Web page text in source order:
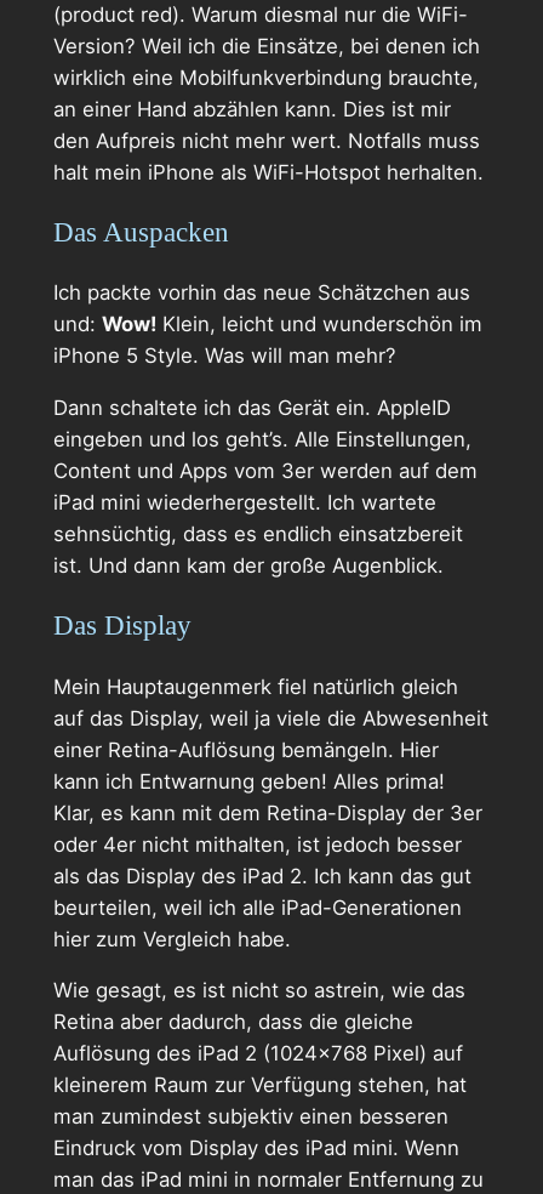
(product red). Warum diesmal nur die WiFi-
Version? Weil ich die Einsätze, bei denen ich
wirklich eine Mobilfunkverbindung brauchte,
an einer Hand abzählen kann. Dies ist mir
den Aufpreis nicht mehr wert. Notfalls muss
halt mein iPhone als WiFi-Hotspot herhalten.
Das Auspacken
Ich packte vorhin das neue Schätzchen aus
und: Wow! Klein, leicht und wunderschön im
iPhone 5 Style. Was will man mehr?
Dann schaltete ich das Gerät ein. AppleID
eingeben und los geht’s. Alle Einstellungen,
Content und Apps vom 3er werden auf dem
iPad mini wiederhergestellt. Ich wartete
sehnsüchtig, dass es endlich einsatzbereit
ist. Und dann kam der große Augenblick.
Das Display
Mein Hauptaugenmerk fiel natürlich gleich
auf das Display, weil ja viele die Abwesenheit
einer Retina-Auflösung bemängeln. Hier
kann ich Entwarnung geben! Alles prima!
Klar, es kann mit dem Retina-Display der 3er
oder 4er nicht mithalten, ist jedoch besser
als das Display des iPad 2. Ich kann das gut
beurteilen, weil ich alle iPad-Generationen
hier zum Vergleich habe.
Wie gesagt, es ist nicht so astrein, wie das
Retina aber dadurch, dass die gleiche
Auflösung des iPad 2 (1024×768 Pixel) auf
kleinerem Raum zur Verfügung stehen, hat
man zumindest subjektiv einen besseren
Eindruck vom Display des iPad mini. Wenn
man das iPad mini in normaler Entfernung zu